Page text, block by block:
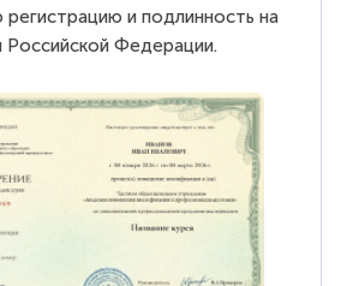
и подлинность на
Российской Федерации.